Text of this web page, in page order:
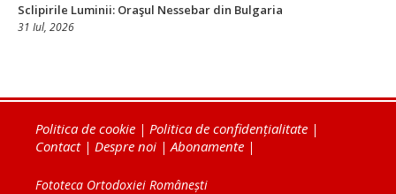
Sclipirile Luminii: Oraşul Nessebar din Bulgaria
31 Iul, 2026
Politica de cookie | Politica de confidențialitate |
Contact| Despre noi | Abonamente |
Fototeca Ortodoxiei Românești